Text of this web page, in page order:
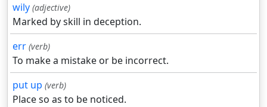
wily (adjective)
Marked by skill in deception.
err (verb)
To make a mistake or be incorrect.
put up (verb)
Place so as to be noticed.